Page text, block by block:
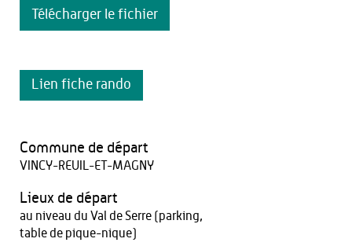
Télécharger le fichier
Lien fiche rando
Commune de départ
VINCY-REUIL-ET-MAGNY
Lieux de départ
au niveau du Val de Serre (parking,
table de pique-nique)